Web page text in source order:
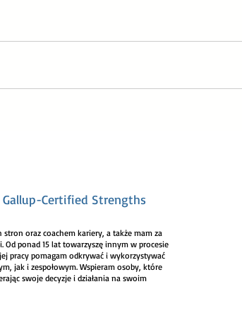
Certified Strengths
oraz coachem kariery, a także mam za
Od ponad 15 lat towarzyszę innym w procesie
pracy pomagam odkrywać i wykorzystywać
jak i zespołowym. Wspieram osoby, które
swoje decyzje i działania na swoim